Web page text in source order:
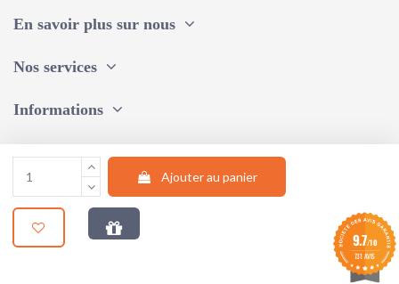
Ajouter au panier
En savoir plus sur nous
Nos services
Informations
Suivez-nous
9.7/10
731 AVIS